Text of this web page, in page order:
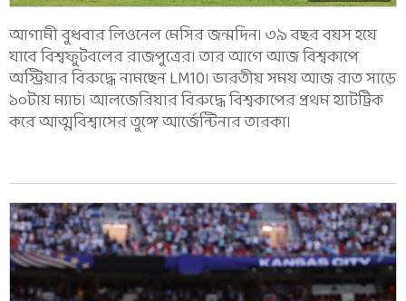
আগামী বুধবার লিওনেল মেসির জন্মদিন। ৩৯ বছর বয়স হয়ে
যাবে বিশ্বফুটবলের রাজপুত্রের। তার আগে আজ বিশ্বকাপে
অস্ট্রিয়ার বিরুদ্ধে নামছেন LM10। ভারতীয় সময় আজ রাত সাড়ে
১০টায় ম্যাচ। আলজেরিয়ার বিরুদ্ধে বিশ্বকাপের প্রথম হ্যাটট্রিক
করে আত্মবিশ্বাসের তুঙ্গে আর্জেন্টিনার তারকা।